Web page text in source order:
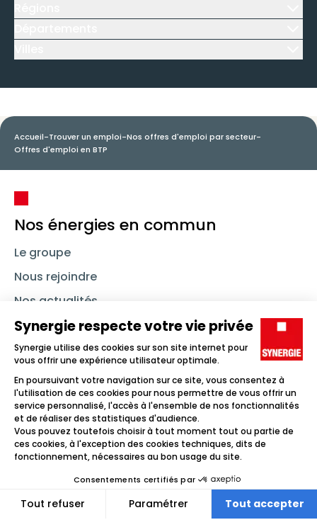
Accueil-Trouver un emploi-Nos offres d'emploi par secteur-
Offres d'emploi en BTP
Nos énergies en commun
Le groupe
Nous rejoindre
Nos actualités
Nous contacter
Linkedin SynergieInstagramTikTok Youtube
Trouver un emploi
Icône d'illustration
Candidats
Icône d'illustration
Icône d'illustration